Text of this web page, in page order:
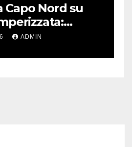
Capo Nord su
impresa di
ADMIN